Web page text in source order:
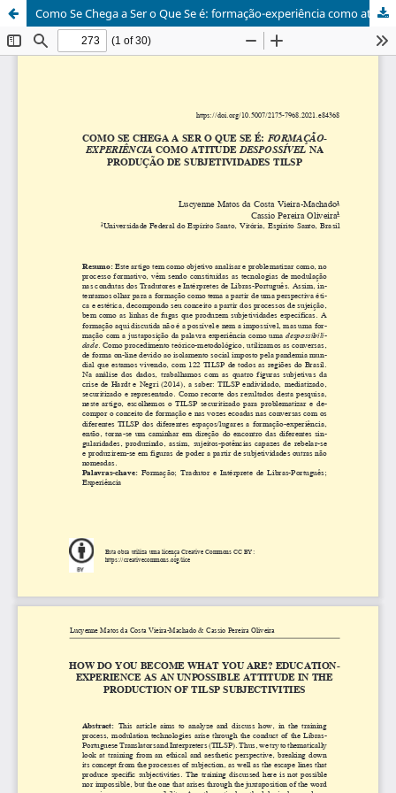
Como Se Chega a Ser o Que Se é: formação-experiência como atitude despossível na produção de subjetividades TILSP